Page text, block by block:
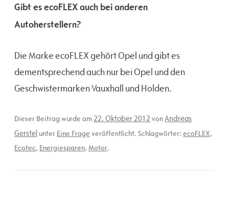
Gibt es ecoFLEX auch bei anderen
Autoherstellern?
Die Marke ecoFLEX gehört Opel und gibt es
dementsprechend auch nur bei Opel und den
Geschwistermarken Vauxhall und Holden.
Dieser Beitrag wurde am22. Oktober 2012 vonAndreas
Gerstel unter Eine Frage veröffentlicht. Schlagwörter: ecoFLEX,
Ecotec, Energiesparen, Motor.